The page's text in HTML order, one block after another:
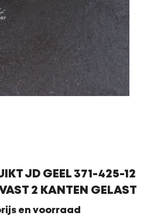
JD GEEL 371-425-12
2 KANTEN GELAST
en voorraad